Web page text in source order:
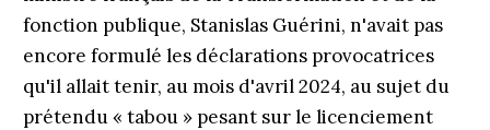
fonction publique, Stanislas Guérini, n'avait pas
encore formulé les déclarations provocatrices
qu'il allait tenir, au mois d'avril 2024, au sujet du
prétendu « tabou » pesant sur le licenciement